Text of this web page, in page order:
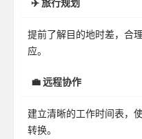
✈️ 旅行规划
提前了解目的地时差，合
应。
💼 远程协作
建立清晰的工作时间表，
转换。